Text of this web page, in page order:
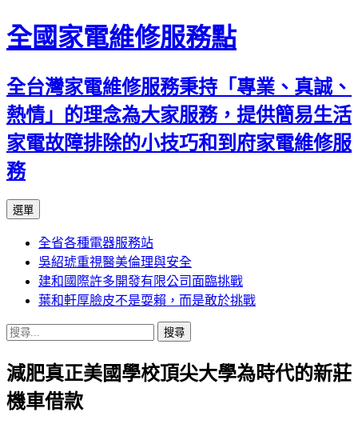
全國家電維修服務點
全台灣家電維修服務秉持「專業、真誠、
熱情」的理念為大家服務，提供簡易生活
家電故障排除的小技巧和到府家電維修服
務
選單
主
要
內
容
全省各種電器服務站
吳紹琥重視醫美倫理與安全
建和國際許多開發有限公司面臨挑戰
葉和軒厚臉皮不是耍賴，而是敢於挑戰
搜
關
鍵
字:
減肥真正美國學校頂尖大學為時代的新莊
機車借款